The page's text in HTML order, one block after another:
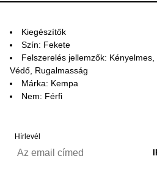
Kiegészítők
Szín: Fekete
Felszerelés jellemzők: Kényelmes,
Védő, Rugalmasság
Márka: Kempa
Nem: Férfi
Hírlevél